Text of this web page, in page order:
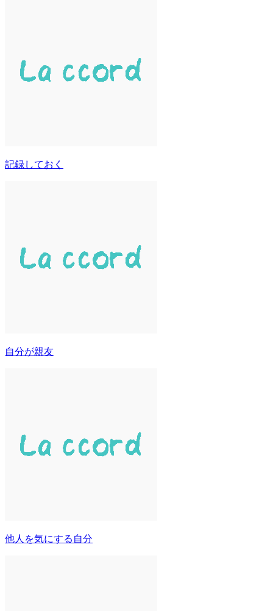
記録しておく
自分が親友
他人を気にする自分